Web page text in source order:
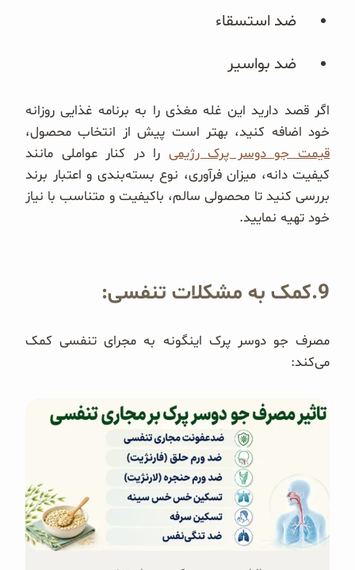
ضد استسقاء
ضد بواسیر
اگر قصد دارید این غله مغذی را به برنامه غذایی روزانه
خود اضافه کنید، بهتر است پیش از انتخاب محصول،
قیمت جو دوسر پرک رژیمی را در کنار عواملی مانند
کیفیت دانه، میزان فرآوری، نوع بسته‌بندی و اعتبار برند
بررسی کنید تا محصولی سالم، باکیفیت و متناسب با نیاز
خود تهیه نمایید.
9.کمک به مشکلات تنفسی:
مصرف جو دوسر پرک اینگونه به مجرای تنفسی کمک
می‌کند: